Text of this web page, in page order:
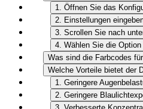
1. Öffnen Sie das
2. Einstellungen
3. Scrollen Sie nach
4. Wählen Sie die
Was sind die Farbcodes
Welche Vorteile bietet der
1. Geringere
2. Geringere